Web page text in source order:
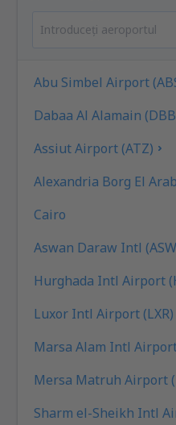
Abu Simbel Airport
Dabaa Al Alamain
Assiut Airport (ATZ)
Alexandria Borg El
Cairo
Aswan Daraw Intl
Hurghada Intl Airport
Luxor Intl Airport (LXR)
Marsa Alam Intl
Mersa Matruh Airport
Sharm el-Sheikh Intl